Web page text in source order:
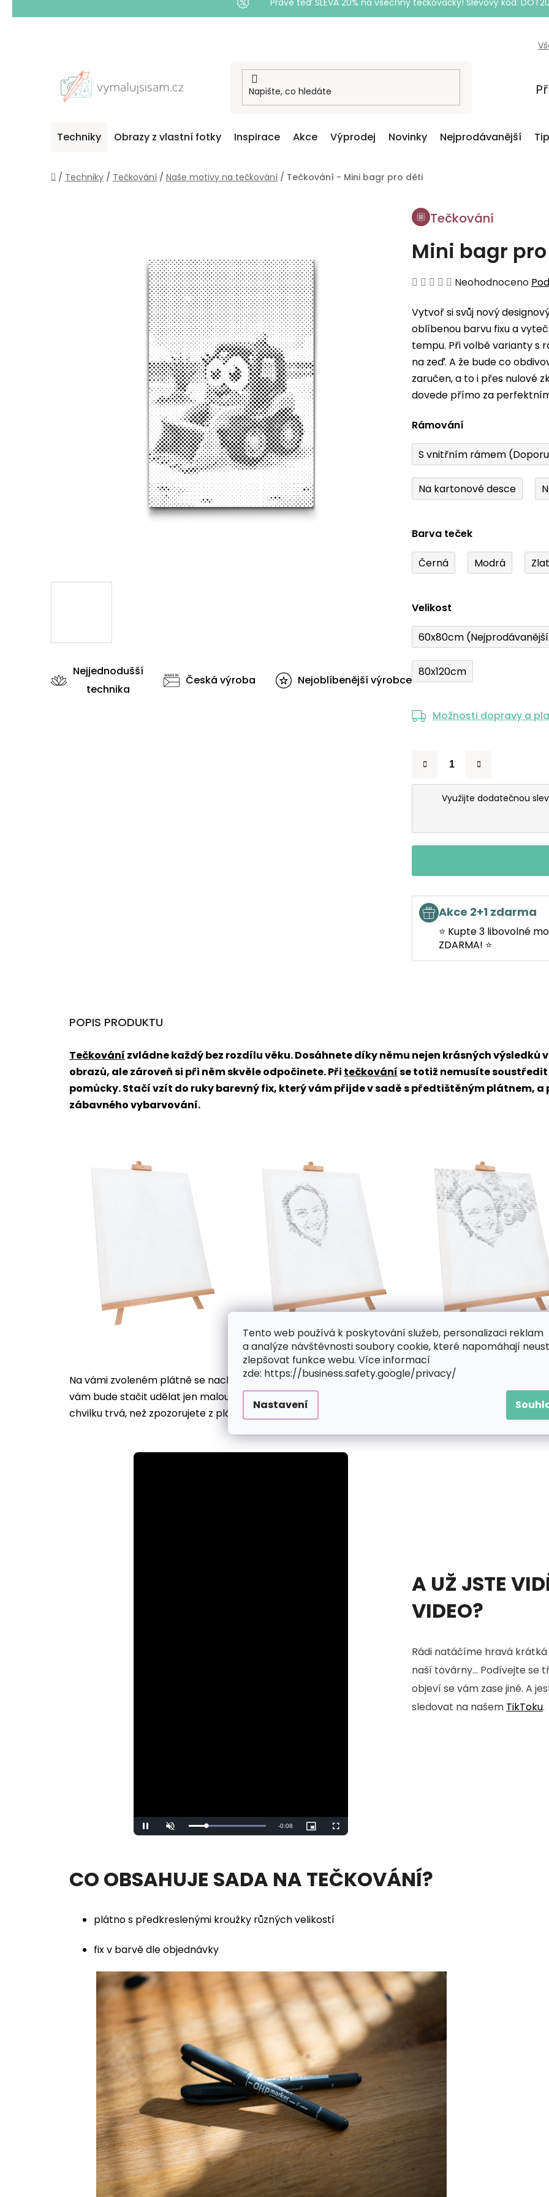
Tento web používá k poskytování služeb, personalizaci reklam
a analýze návštěvnosti soubory cookie, které napomáhají
zlepšovat funkce webu. Více informací
zde: https://business.safety.google/privacy/
Nastavení
Právě teď SLEVA 20% na všechny tečkovačky! Slevový kód:
Techniky Obrazy z vlastní fotky Inspirace Akce Výprodej Novinky Nejprodávanější
Domů
/ Techniky / Tečkování / Naše motivy na tečkování / Tečkování - Mini bagr pro děti
Tečkování
Mini bagr
Průměrné
produktu
je
0,0
z
5
hvězdiček.
Neohodnoceno
Vytvoř si svůj nový
oblíbenou barvu fixu a
tempu. Při volbě varianty s
na zeď. A že bude co
zaručen, a to i přes nulové
dovede přímo za
Rámování
S vnitřním rámem
Na kartonové desce
Barva teček
Černá Modrá
Velikost
60x80cm
80x120cm
Možnosti dopravy a
Využijte dodatečnou
Akce 2+1 zdarma
⭐ Kupte 3 libovolné
ZDARMA! ⭐
Nejjednodušší
technika
Česká výroba Nejoblíbenější výrobce
POPIS PRODUKTU
Tečkování zvládne každý bez rozdílu věku. Dosáhnete díky němu nejen krásných
obrazů, ale zároveň si při něm skvěle odpočinete. Při tečkováníse totiž nemusíte
pomůcky. Stačí vzít do ruky barevný fix, který vám přijde v sadě s předtištěným plátnem, a
zábavného vybarvování.
Na vámi zvoleném plátně se nachází desítky až stovky různě velkých předtištěných kroužků,
vám bude stačit udělat jen malou tečku, jinde bude nutné do plátna trochu víc zatlačit a celý
chvilku trvá, než zpozorujete z plátna vystupovat svůj motiv. Jakmile se ale začne rýsovat, zaplaví
Pause Unmute Loaded:
100.00%
Remaining
-0:06
Picture-
in-
Fullscreen
A UŽ JSTE
VIDEO?
Rádi natáčíme hravá krátká
naší továrny... Podívejte se
objeví se vám zase jiné. A
sledovat na našem TikToku.
CO OBSAHUJE SADA NA TEČKOVÁNÍ?
plátno s předkreslenými kroužky různých velikostí
fix v barvě dle objednávky